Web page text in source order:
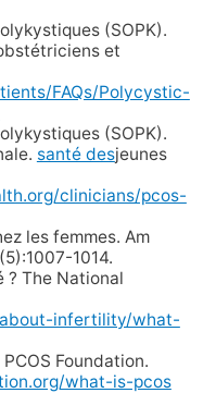
(SOPK).
et
FAQs/Polycystic-
(SOPK).
santé desjeunes
clinicians/pcos-
les femmes. Am
1014.
? The National
infertility/what-
PCOS Foundation.
what-is-pcos